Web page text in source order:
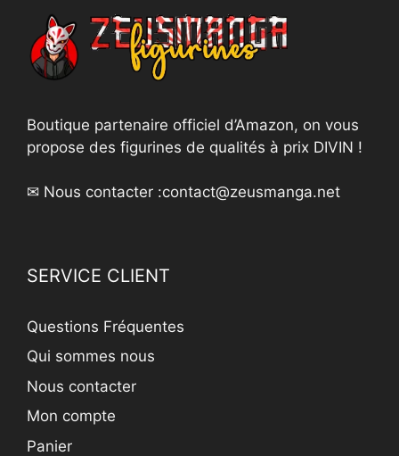
Boutique partenaire officiel d’Amazon, on vous
propose des figurines de qualités à prix DIVIN !
✉ Nous contacter :contact@zeusmanga.net
SERVICE CLIENT
Questions Fréquentes
Qui sommes nous
Nous contacter
Mon compte
Panier